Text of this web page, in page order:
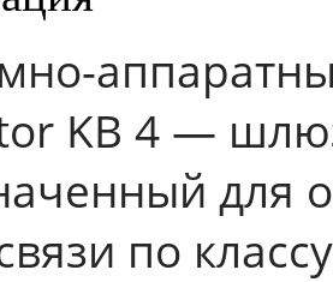
KB 4 —
для
по